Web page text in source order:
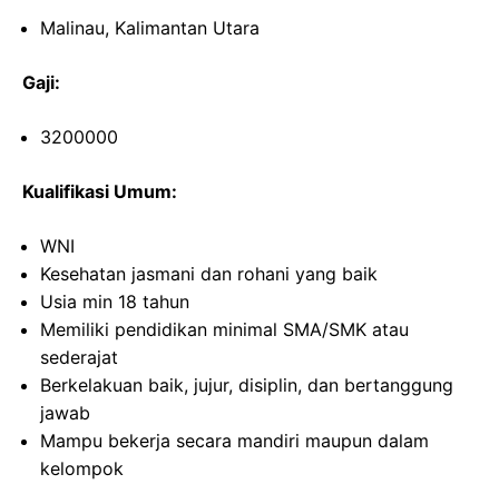
Malinau, Kalimantan Utara
Gaji:
3200000
Kualifikasi Umum:
WNI
Kesehatan jasmani dan rohani yang baik
Usia min 18 tahun
Memiliki pendidikan minimal SMA/SMK atau
sederajat
Berkelakuan baik, jujur, disiplin, dan bertanggung
jawab
Mampu bekerja secara mandiri maupun dalam
kelompok